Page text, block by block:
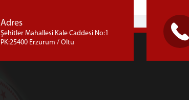
Adres
Şehitler Mahallesi Kale Caddesi No:1
PK:25400 Erzurum / Oltu